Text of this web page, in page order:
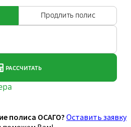
полиса ОСАГО? Оставить заявку